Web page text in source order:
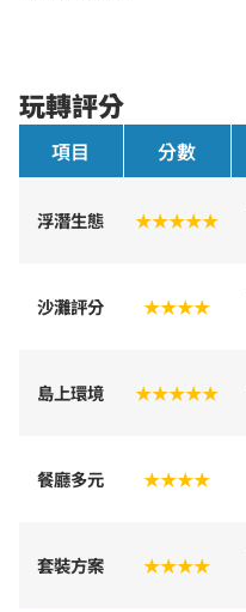
玩轉評分
項目 分數
浮潛生態 ★★★★★
沙灘評分 ★★★★
島上環境 ★★★★★
餐廳多元 ★★★★
套裝方案 ★★★★